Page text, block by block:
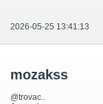
2026-05-25 13:41:13
mozakss
@trovac..